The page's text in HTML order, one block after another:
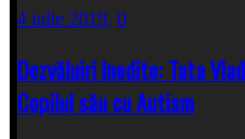
4 iulie 2019, 0
Dezvăluiri Inedite: Tata
Copilul său cu Autism